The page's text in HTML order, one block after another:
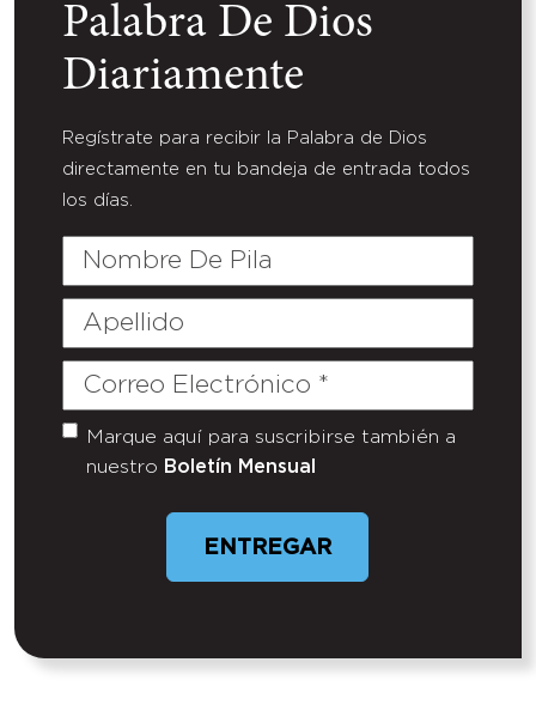
Palabra De Dios
Diariamente
Regístrate para recibir la Palabra de Dios
directamente en tu bandeja de entrada todos
los días.
Nombre
Pila
Apellido
Correo
Untitled
Marque aquí para suscribirse también a
nuestro Boletín Mensual
ENTREGAR